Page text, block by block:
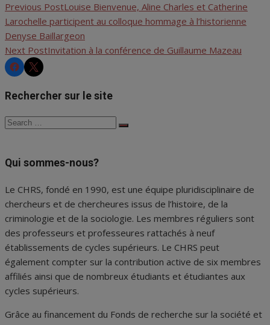
Navigation
de
l'article
Previous PostLouise Bienvenue, Aline Charles et Catherine
Larochelle participent au colloque hommage à l’historienne
Denyse Baillargeon
Next PostInvitation à la conférence de Guillaume Mazeau
CHRSCHRS
Rechercher sur le site
Search
Search
Qui sommes-nous?
Le CHRS, fondé en 1990, est une équipe pluridisciplinaire de
chercheurs et de chercheures issus de l’histoire, de la
criminologie et de la sociologie. Les membres réguliers sont
des professeurs et professeures rattachés à neuf
établissements de cycles supérieurs. Le CHRS peut
également compter sur la contribution active de six membres
affiliés ainsi que de nombreux étudiants et étudiantes aux
cycles supérieurs.
Grâce au financement du Fonds de recherche sur la société et